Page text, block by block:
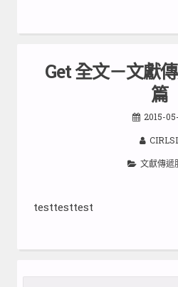
Get 全文－文獻
篇
2015-
文獻傳遞
testtesttest